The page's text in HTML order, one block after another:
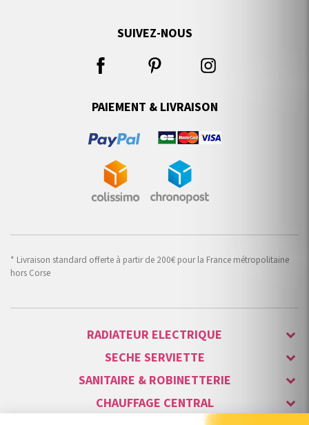
SUIVEZ-NOUS
PAIEMENT & LIVRAISON
* Livraison standard offerte à partir de 200€ pour la France métropolitaine
hors Corse
RADIATEUR ELECTRIQUE
SECHE SERVIETTE
SANITAIRE & ROBINETTERIE
CHAUFFAGE CENTRAL